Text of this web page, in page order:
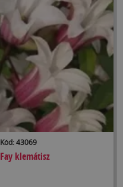
Kód: 43069
Fay klemátisz